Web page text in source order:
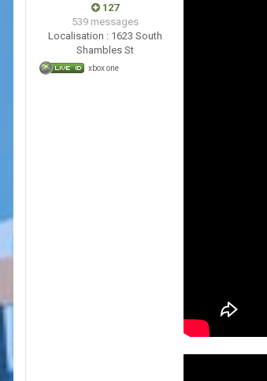
127
539 messages
Localisation : 1623 South
Shambles St
xbox one